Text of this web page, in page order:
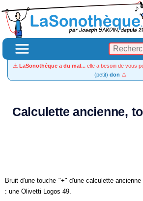
⚠️ LaSonothèque a du mal... elle a besoin de vous
(petit) don ⚠️
Calculette ancienne,
Bruit d'une touche "+" d'une calculette
: une Olivetti Logos 49.